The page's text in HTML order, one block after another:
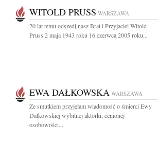
WITOLD PRUSS WARSZAWA
20 lat temu odszedł nasz Brat i Przyjaciel Witold
Pruss 2 maja 1943 roku 16 czerwca 2005 roku...
EWA DAŁKOWSKA WARSZAWA
Ze smutkiem przyjęłam wiadomość o śmierci Ewy
Dałkowskiej wybitnej aktorki, cenionej
osobowości...